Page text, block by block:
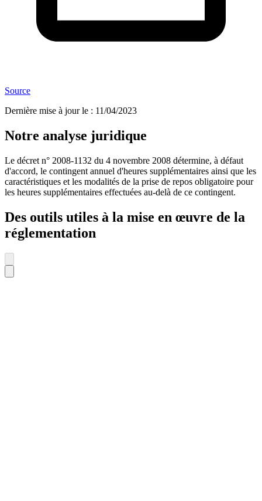
Source
Dernière mise à jour le : 11/04/2023
Notre analyse juridique
Le décret n° 2008-1132 du 4 novembre 2008 détermine, à défaut
d'accord, le contingent annuel d'heures supplémentaires ainsi que les
caractéristiques et les modalités de la prise de repos obligatoire pour
les heures supplémentaires effectuées au-delà de ce contingent.
Des outils utiles à la mise en œuvre de la
réglementation